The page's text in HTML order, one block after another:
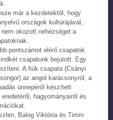
már a kezdetektől, hogy
országok kultúrájával,
okozott nehézséget a
pontszámot elérő csapatok
csapatunk bejutott. Egy
A fiúk csapata (Csányi
az angol karácsonyról, a
ünnepéről készített
hagyományairól és
Balog Viktória és Timm